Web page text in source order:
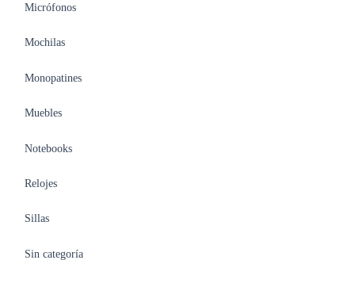
Micrófonos
Mochilas
Monopatines
Muebles
Notebooks
Relojes
Sillas
Sin categoría